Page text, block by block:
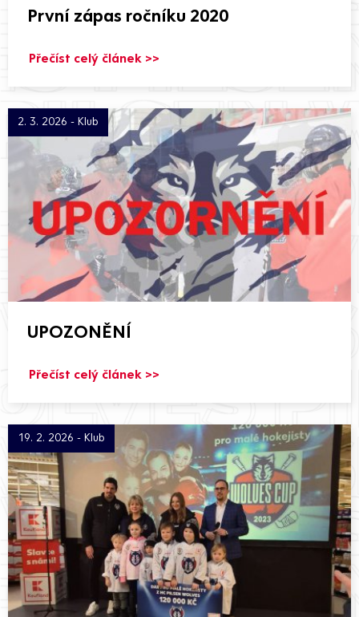
První zápas ročníku 2020
Přečíst celý článek >>
2. 3. 2026 - Klub
UPOZONĚNÍ
Přečíst celý článek >>
19. 2. 2026 - Klub